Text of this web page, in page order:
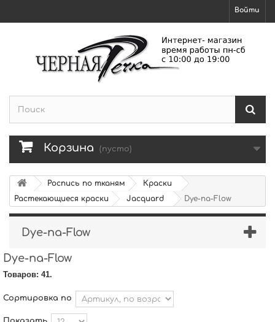
Войти
Корзина (пусто)
Роспись по тканям
Краски
Растекающиеся краски
Jacquard Dye-na-Flow
Dye-na-Flow
Dye-na-Flow
Товаров: 41.
Сортировка по